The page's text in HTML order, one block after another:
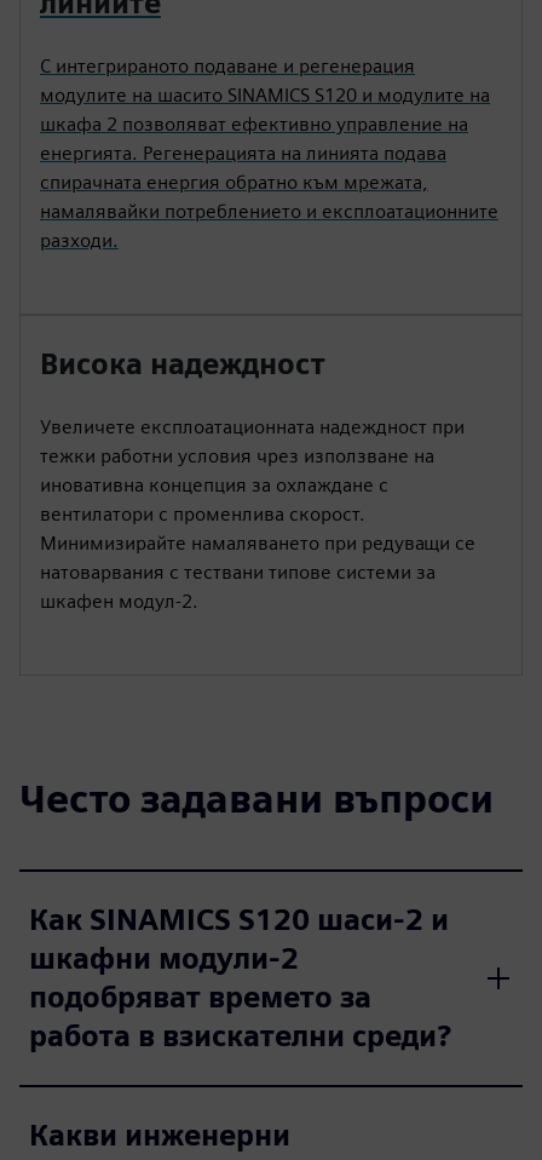
С интегрираното подаване и регенерация
модулите на шасито SINAMICS S120 и модулите на
шкафа 2 позволяват ефективно управление на
енергията. Регенерацията на линията подава
спирачната енергия обратно към мрежата,
намалявайки потреблението и експлоатационните
разходи.
Висока надеждност
Увеличете експлоатационната надеждност при
тежки работни условия чрез използване на
иновативна концепция за охлаждане с
вентилатори с променлива скорост.
Минимизирайте намаляването при редуващи се
натоварвания с тествани типове системи за
шкафен модул-2.
Често задавани въпроси
Как SINAMICS S120 шаси-2 и
шкафни модули-2
подобряват времето за
работа в взискателни среди?
Какви инженерни